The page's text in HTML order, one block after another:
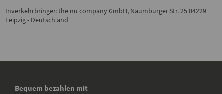
Inverkehrbringer: the nu company GmbH, Naumburger Str. 25 04229
Leipzig - Deutschland
Bequem bezahlen mit